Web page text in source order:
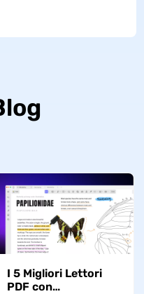
I 5 Migliori Lettori
PDF con